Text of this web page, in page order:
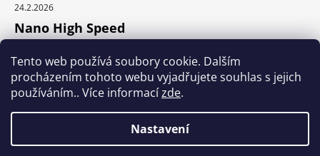
Tento web používá soubory cookie. Dalším
procházením tohoto webu vyjadřujete souhlas s jejich
používáním.. Více informacízde.
Nastavení
24.2.2026
Nano High Speed
Nejlepší cyklodoplňky v porovnání cena /
výkon